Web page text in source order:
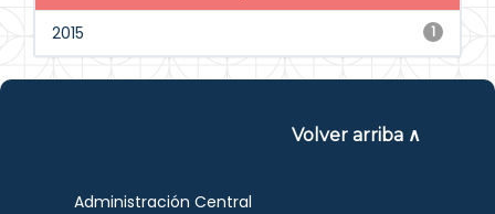
1
2015
Volver arriba ∧
Administración Central